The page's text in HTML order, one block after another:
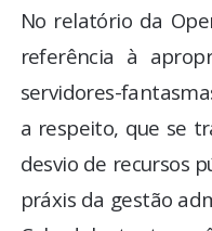
No relatório da
referência à
servidores-
a respeito, que se
desvio de recursos
práxis da gestão